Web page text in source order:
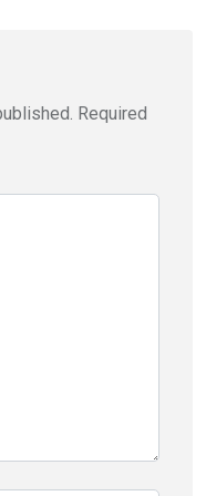
Required